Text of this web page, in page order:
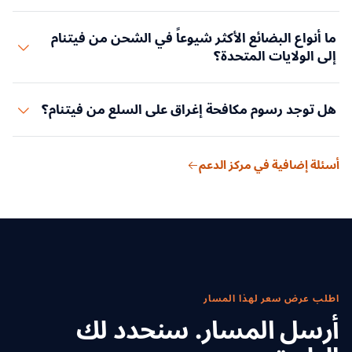
أو تُعالَج معالجة طفيفة. وتجري CBP تدقيقات للمصانع وتراجع
سجلات الإنتاج، وقد تصدر أوامر حجب الإفراج عن البضائع المشتبه
بتزوير منشئها. وتقدّم Suaid Global المشورة للمستوردين بشأن
وبوليصة الشحن، ونموذج CBP 7501، وإقرار المنسوجات (للملابس
وتتطلب المأكولات البحرية إخطاراً مسبقاً من FDA ووثائق سلسلة
الحيازة. وعند المطالبة بمعاملة تفضيلية بموجب أي برنامج، تلزم
شهادة المنشأ المعمول بها.
ما أنواع البضائع الأكثر شيوعاً في الشحن من فيتنام
إلى الولايات المتحدة؟
Nike وAdidas بكثافة في فيتنام)، والملابس والمنسوجات، والأثاث
والمنتجات الخشبية، والإلكترونيات والمكونات (لدى Samsung
السلور)، وقطع الآلات، ومنتجات المطاط. وتظل الولايات المتحدة
هل توجد رسوم مكافحة إغراق على السلع من فيتنام؟
الفيتنامية، منها: الروبيان (أنواع معينة)، وسمك السلور/الباسا،
أسئلة إضافية في مركز الدعم
اطلب عرض سعر لهذا المسار
أرسل المسار. سنحدد لك